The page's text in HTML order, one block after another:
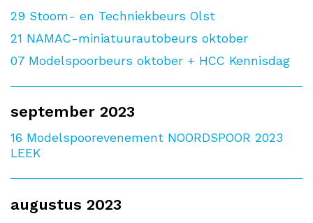
29 Stoom- en Techniekbeurs Olst
21 NAMAC-miniatuurautobeurs oktober
07 Modelspoorbeurs oktober + HCC Kennisdag
september 2023
16 Modelspoorevenement NOORDSPOOR 2023
LEEK
augustus 2023